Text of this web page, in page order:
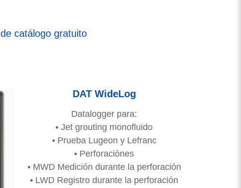
catálogo gratuito
DAT WideLog
Datalogger para:
• Jet grouting monofluido
• Prueba Lugeon y Lefranc
• Perforaciónes
• MWD Medición durante la perforación
• LWD Registro durante la perforación